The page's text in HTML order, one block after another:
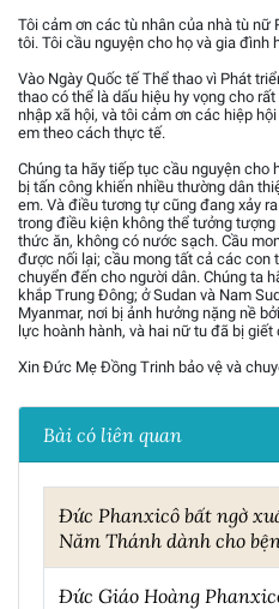
Tôi cảm ơn các tù nhân của nhà tù
tôi. Tôi cầu nguyện cho họ và gia đình
Vào Ngày Quốc tế Thể thao vì Phát
thao có thể là dấu hiệu hy vọng cho
nhập xã hội, và tôi cảm ơn các hiệp
em theo cách thực tế.
Chúng ta hãy tiếp tục cầu nguyện cho
bị tấn công khiến nhiều thường dân
em. Và điều tương tự cũng đang xảy
trong điều kiện không thể tưởng
thức ăn, không có nước sạch. Cầu
được nối lại; cầu mong tất cả các con
chuyển đến cho người dân. Chúng ta
khắp Trung Đông; ở Sudan và Nam
Myanmar, nơi bị ảnh hưởng nặng nề
lực hoành hành, và hai nữ tu đã bị giết
Xin Đức Mẹ Đồng Trinh bảo vệ và
Bài có liên quan
Đức Phanxicô bất ngờ
Năm Thánh dành cho
Đức Giáo Hoàng